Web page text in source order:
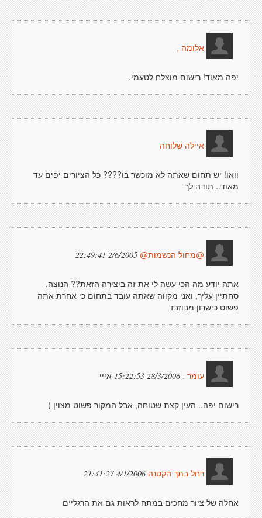
אלומה ,
יפה מאוד! רישום מוצלח לטעמי.
איילה שלוחה
וואו! יש תחום שאתה לא מוכשר בו???? כל הציורים יפים עד
מאוד.. תודה לך
@מחול הנשמות@ 2/6/2005 22:49:41
אתה יודע מה הכי עשה לי את זה ביצירה הזאת?? הנוצה.
סחתיין עליך, ואני מקווה שאתה עובד בתחום כי אחרת אתה
פשוט כישרון מבוזבז
עומר . 28/3/2006 15:22:53 אייי
רישום יפה.. העין קצת שטוחה, אבל המקור פשוט מצוין )
רחל בתך הקטנה 4/1/2006 21:41:27
אחלה של ציור מחכים במתח לראות גם את הרגליים